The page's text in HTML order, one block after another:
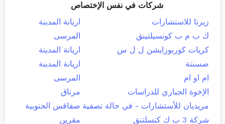
شركات في نفس الإختصاص
زيرتا للاستشارات
اريانة المدينة
ك ب م ب كونسيلتينق
المرسى
كريات كوربورايشن ل ل س
اريانة المدينة
صسنتة
اريانة المدينة
ام او ام
المرسى
الإخوة الجباري للدراسات
مرناق
مريديان للأستشارات - في حالة تصفية صفاقس الجنوبية
شركة 3 ب ك كنسلتنق
مقرين